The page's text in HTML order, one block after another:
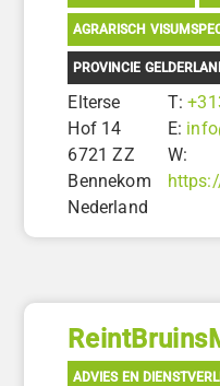
AGRARISCH
PROVINCIE
Elterse
Hof 14
6721 ZZ
Bennekom
Nederland
T:
E:
W:
ADVIES EN